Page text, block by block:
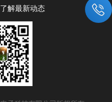
解最新动态